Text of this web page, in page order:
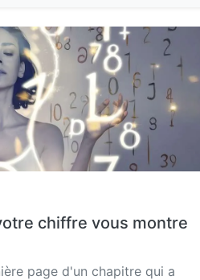
chiffre vous montre
page d'un chapitre qui a